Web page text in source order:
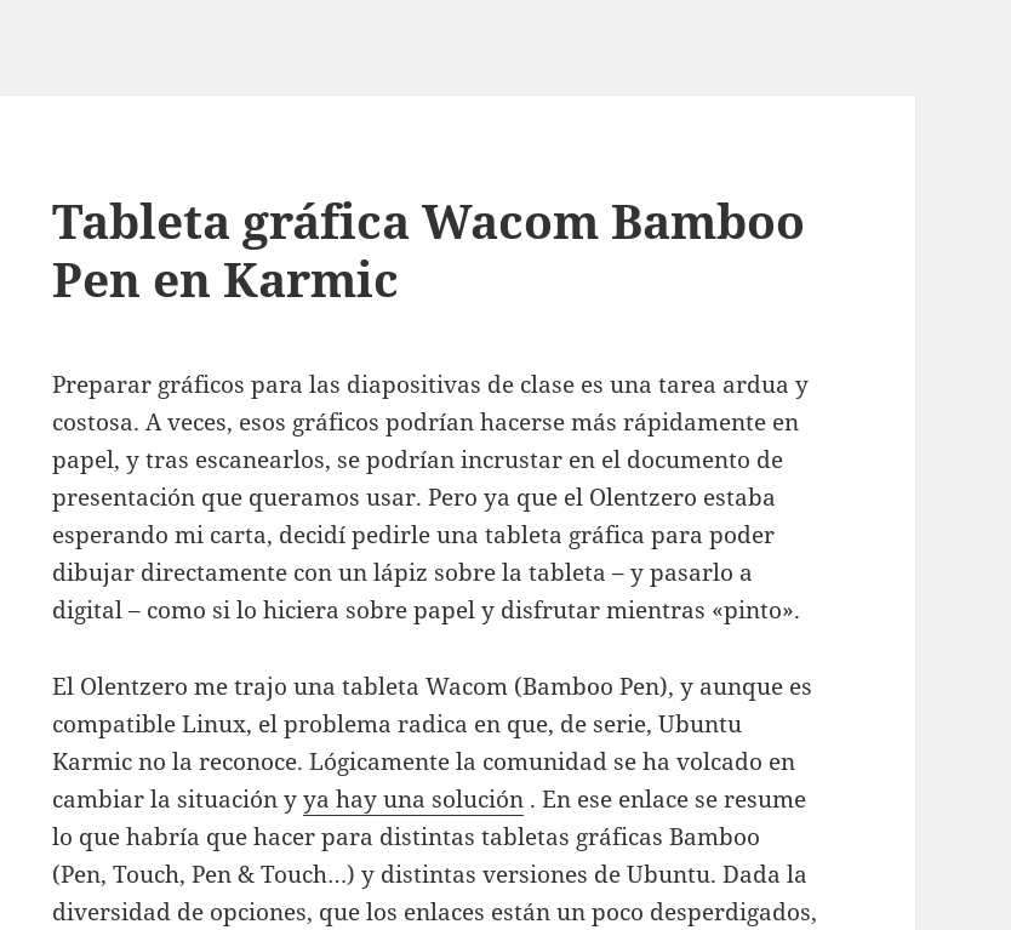
Tableta gráfica Wacom Bamboo
Pen en Karmic
Preparar gráficos para las diapositivas de clase es una tarea ardua y
costosa. A veces, esos gráficos podrían hacerse más rápidamente en
papel, y tras escanearlos, se podrían incrustar en el documento de
presentación que queramos usar. Pero ya que el Olentzero estaba
esperando mi carta, decidí pedirle una tableta gráfica para poder
dibujar directamente con un lápiz sobre la tableta – y pasarlo a
digital – como si lo hiciera sobre papel y disfrutar mientras «pinto».
El Olentzero me trajo una tableta Wacom (Bamboo Pen), y aunque es
compatible Linux, el problema radica en que, de serie, Ubuntu
Karmic no la reconoce. Lógicamente la comunidad se ha volcado en
cambiar la situación yya hay una solución . En ese enlace se resume
lo que habría que hacer para distintas tabletas gráficas Bamboo
(Pen, Touch, Pen & Touch…) y distintas versiones de Ubuntu. Dada la
diversidad de opciones, que los enlaces están un poco desperdigados,